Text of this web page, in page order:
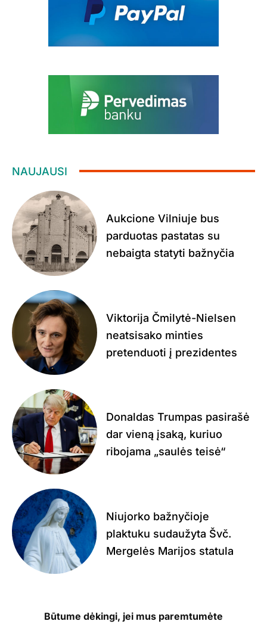
NAUJAUSI
Aukcione Vilniuje bus
parduotas pastatas su
nebaigta statyti bažnyčia
Viktorija Čmilytė-Nielsen
neatsisako minties
pretenduoti į prezidentes
Donaldas Trumpas pasirašė
dar vieną įsaką, kuriuo
ribojama „saulės teisė“
Niujorko bažnyčioje
plaktuku sudaužyta Švč.
Mergelės Marijos statula
Būtume dėkingi, jei mus paremtumėte